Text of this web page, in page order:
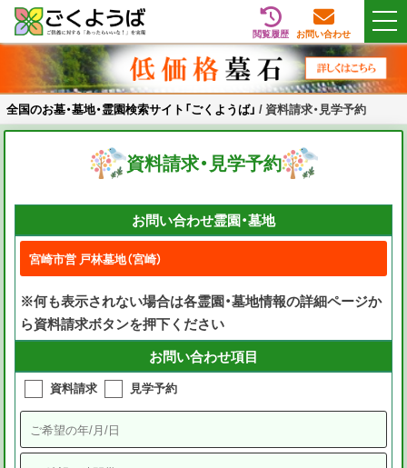
Skip
content
全国のお墓・墓地・霊園検索サイト「ごくようば」
ご供養をもっと身近に
閲覧履歴 お問い合わせ
全国のお墓・墓地・霊園検索サイト「ごくようば」 / 資料請求・見学予約
資料請求・見学予約
お問い合わせ霊園・墓地
※何も表示されない場合は各霊園・墓地情報の詳細ページか
ら資料請求ボタンを押下ください
お問い合わせ項目
資料請求 見学予約